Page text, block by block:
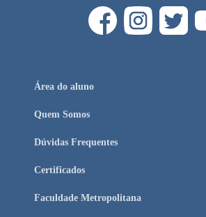
Área do aluno
Quem Somos
Dúvidas Frequentes
Certificados
Faculdade Metropolitana